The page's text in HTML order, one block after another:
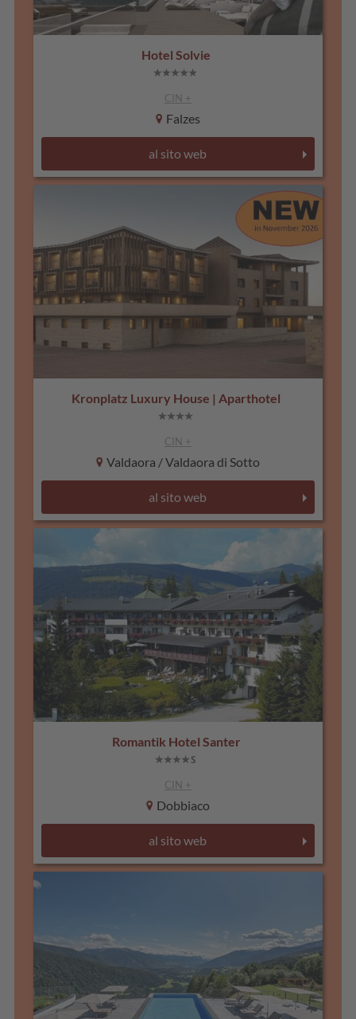
Hotel Solvie
CIN +
Falzes
al sito web
Kronplatz Luxury House | Aparthotel
CIN +
Valdaora / Valdaora di Sotto
al sito web
Romantik Hotel Santer
CIN +
Dobbiaco
al sito web